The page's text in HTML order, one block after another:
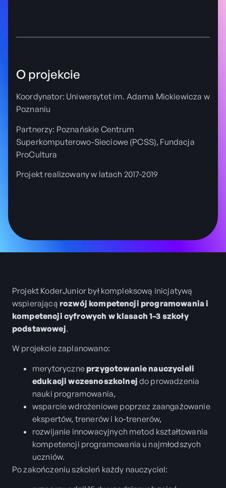
O projekcie
Koordynator: Uniwersytet im. Adama Mickiewicza w
Poznaniu
Partnerzy: Poznańskie Centrum
Superkomputerowo-Sieciowe (PCSS), Fundacja
ProCultura
Projekt realizowany w latach 2017-2019
Projekt KoderJunior był kompleksową inicjatywą
wspierającą rozwój kompetencji programowania i
kompetencji cyfrowych w klasach 1–3 szkoły
podstawowej.
W projekcie zaplanowano:
merytoryczne przygotowanie nauczycieli
edukacji wczesnoszkolnej do prowadzenia
nauki programowania,
wsparcie wdrożeniowe poprzez zaangażowanie
ekspertów, trenerów i ko-trenerów,
rozwijanie innowacyjnych metod kształtowania
kompetencji programowania u najmłodszych
uczniów.
Po zakończeniu szkoleń każdy nauczyciel: